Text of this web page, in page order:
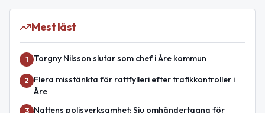
Mest läst
1 Torgny Nilsson slutar som chef i Åre kommun
2
Flera misstänkta för rattfylleri efter trafikkontroller i
Åre
3 Nattens polisverksamhet: Sju omhändertagna för